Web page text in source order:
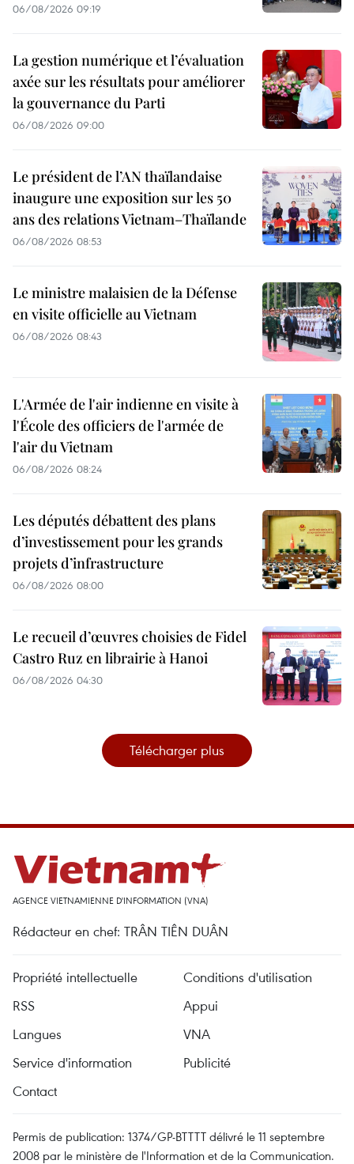
06/08/2026 09:19
La gestion numérique et l’évaluation
axée sur les résultats pour améliorer
la gouvernance du Parti
06/08/2026 09:00
Le président de l’AN thaïlandaise
inaugure une exposition sur les 50
ans des relations Vietnam–Thaïlande
06/08/2026 08:53
Le ministre malaisien de la Défense
en visite officielle au Vietnam
06/08/2026 08:43
L'Armée de l'air indienne en visite à
l'École des officiers de l'armée de
l'air du Vietnam
06/08/2026 08:24
Les députés débattent des plans
d’investissement pour les grands
projets d’infrastructure
06/08/2026 08:00
Le recueil d’œuvres choisies de Fidel
Castro Ruz en librairie à Hanoi
06/08/2026 04:30
Télécharger plus
AGENCE VIETNAMIENNE D'INFORMATION (VNA)
Rédacteur en chef: TRÂN TIÊN DUÂN
Propriété intellectuelle
Conditions d'utilisation
RSS
Appui
Langues
VNA
Service d'information
Publicité
Contact
Permis de publication: 1374/GP-BTTTT délivré le 11 septembre
2008 par le ministère de l'Information et de la Communication.